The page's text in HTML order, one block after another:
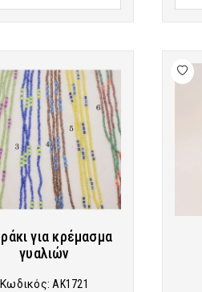
για κρέμασμα
γυαλιών
Κωδικός:AK1721